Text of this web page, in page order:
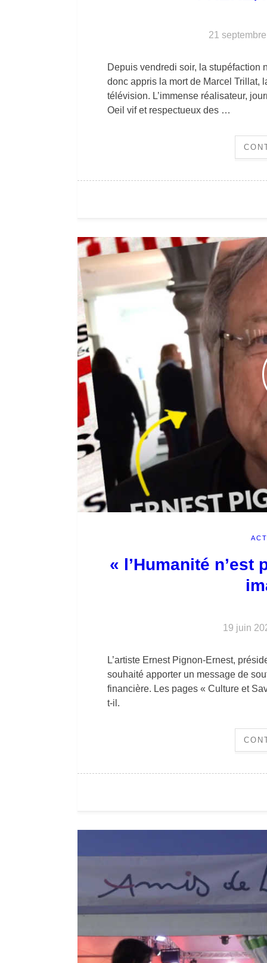
21
Depuis vendredi soir, la stupéfaction
donc appris la mort de Marcel Trillat,
télévision. L’immense réalisateur,
Oeil vif et respectueux des …
« l’Humanité
19 juin
L’artiste Ernest Pignon-Ernest,
souhaité apporter un message de
financière. Les pages « Culture et
t-il.